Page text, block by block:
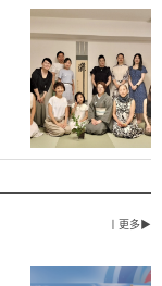
丨更多▶